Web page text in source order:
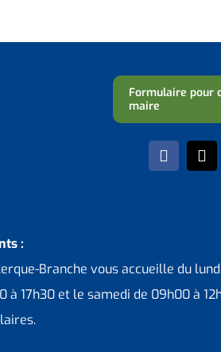
Formulaire pour
maire
:
Branche vous accueille du
à 17h30 et le samedi de 09h00 à